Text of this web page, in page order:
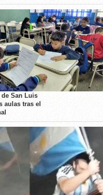
San Luis
aulas tras el